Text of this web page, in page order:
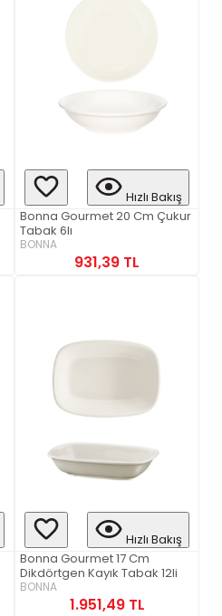
Hızlı Bakış
Bonna Gourmet 20 Cm Çukur
Tabak 6lı
BONNA
931,39 TL
Hızlı Bakış
Bonna Gourmet 17 Cm
Dikdörtgen Kayık Tabak 12li
BONNA
1.951,49 TL